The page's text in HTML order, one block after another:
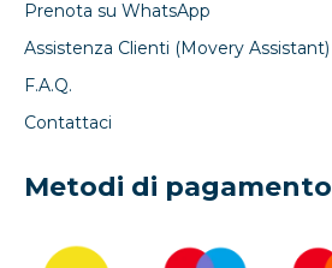
Prenota su WhatsApp
Assistenza Clienti (Movery Assistant)
F.A.Q.
Contattaci
Metodi di pagamento